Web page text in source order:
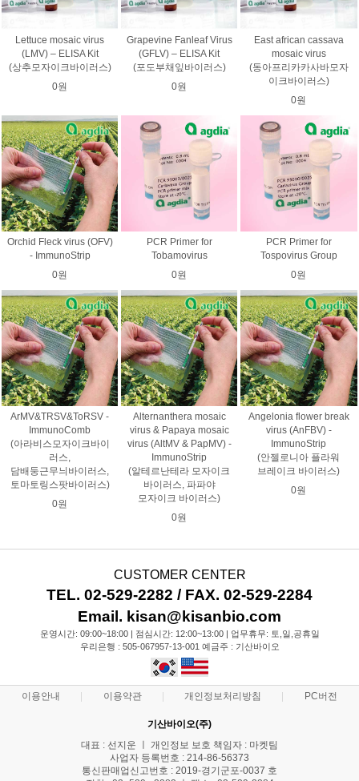
Lettuce mosaic virus
(LMV) – ELISA Kit
(상추모자이크바이러스)
0원
Grapevine Fanleaf Virus
(GFLV) – ELISA Kit
(포도부채잎바이러스)
0원
East african cassava
mosaic virus
(동아프리카카사바모자
이크바이러스)
0원
Orchid Fleck virus (OFV)
- ImmunoStrip
0원
PCR Primer for
Tobamovirus
0원
PCR Primer for
Tospovirus Group
0원
ArMV&TRSV&ToRSV -
ImmunoComb
(아라비스모자이크바이
러스,
담배둥근무늬바이러스,
토마토링스팟바이러스)
0원
Alternanthera mosaic
virus & Papaya mosaic
virus (AltMV & PapMV) -
ImmunoStrip
(알테르난테라 모자이크
바이러스, 파파야
모자이크 바이러스)
0원
Angelonia flower break
virus (AnFBV) -
ImmunoStrip
(안젤로니아 플라워
브레이크 바이러스)
0원
CUSTOMER CENTER
TEL. 02-529-2282 / FAX. 02-529-2284
Email. kisan@kisanbio.com
운영시간: 09:00~18:00 | 점심시간: 12:00~13:00 | 업무휴무: 토,일,공휴일
우리은행 : 505-067957-13-001 예금주 : 기산바이오
이용안내 이용약관 개인정보처리방침 PC버전
기산바이오(주)
대표 : 선지운 ㅣ 개인정보 보호 책임자 : 마켓팀
사업자 등록번호 : 214-86-56373
통신판매업신고번호 : 2019-경기군포-0037 호